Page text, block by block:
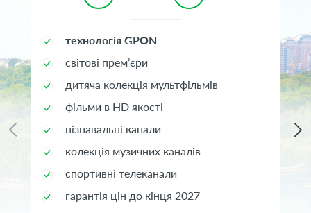
технологія GPON
світові прем’єри
дитяча колекція мультфільмів
фільми в HD якості
пізнавальні канали
колекція музичних каналів
спортивні телеканали
гарантія цін до кінця 2027